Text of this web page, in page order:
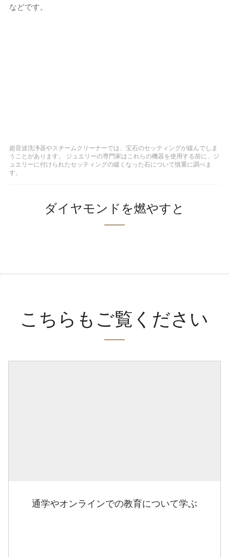
などです。
超音波洗浄器やスチームクリーナーでは、宝石のセッティングが緩んでしま
うことがあります。 ジュエリーの専門家はこれらの機器を使用する前に、ジ
ュエリーに付けられたセッティングの緩くなった石について慎重に調べま
す。
ダイヤモンドを燃やすと
こちらもご覧ください
通学やオンラインでの教育について学ぶ